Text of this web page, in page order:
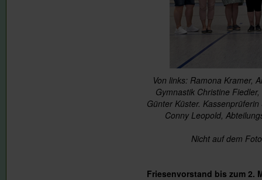
Von links: Ramona Kramer,
Gymnastik Christine
Günter Küster.
Conny Leopold,
Nicht auf dem
Friesenvorstand bis zum 2.